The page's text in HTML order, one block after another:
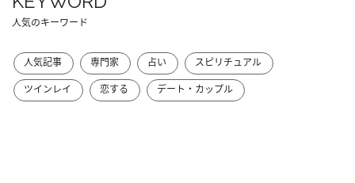
人気のキーワード
人気記事 専門家 占い
スピリチュアル
ツインレイ
恋する デート・カップル